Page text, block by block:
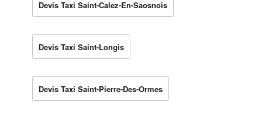
Devis Taxi Saint-Calez-En-Saosnois
Devis Taxi Saint-Longis
Devis Taxi Saint-Pierre-Des-Ormes